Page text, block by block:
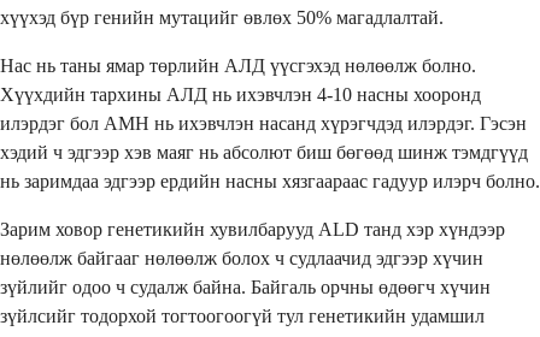
хүүхэд бүр генийн мутацийг өвлөх 50% магадлалтай.
Нас нь таны ямар төрлийн АЛД үүсгэхэд нөлөөлж болно.
Хүүхдийн тархины АЛД нь ихэвчлэн 4-10 насны хооронд
илэрдэг бол АМН нь ихэвчлэн насанд хүрэгчдэд илэрдэг. Гэсэн
хэдий ч эдгээр хэв маяг нь абсолют биш бөгөөд шинж тэмдгүүд
нь заримдаа эдгээр ердийн насны хязгаараас гадуур илэрч болно.
Зарим ховор генетикийн хувилбарууд ALD танд хэр хүндээр
нөлөөлж байгааг нөлөөлж болох ч судлаачид эдгээр хүчин
зүйлийг одоо ч судалж байна. Байгаль орчны өдөөгч хүчин
зүйлсийг тодорхой тогтоогоогүй тул генетикийн удамшил